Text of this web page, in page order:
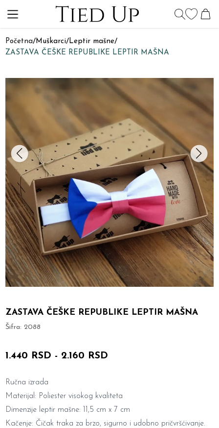
Početna/Muškarci/Leptir mašne/
ZASTAVA ČEŠKE REPUBLIKE LEPTIR MAŠNA
ZASTAVA ČEŠKE REPUBLIKE LEPTIR MAŠNA
Šifra:2088
1.440 RSD - 2.160 RSD
Ručna izrada
Materijal: Poliester visokog kvaliteta
Dimenzije leptir mašne: 11,5 cm x 7 cm
Kačenje: Čičak traka za brzo, sigurno i udobno pričvršćivanje.